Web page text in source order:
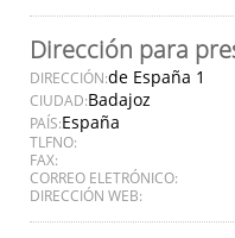
Dirección para
DIRECCIÓN:de España 1
CIUDAD:Badajoz
PAÍS:España
TLFNO:
FAX:
CORREO ELETRÓNICO:
DIRECCIÓN WEB: